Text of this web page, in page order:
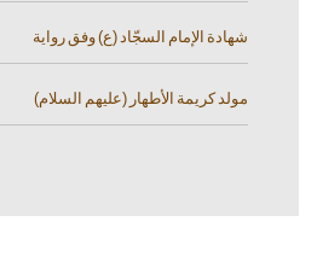
شهادة الإمام السجّاد (ع) وفق رواية
مولد كريمة الأطهار (عليهم السلام)